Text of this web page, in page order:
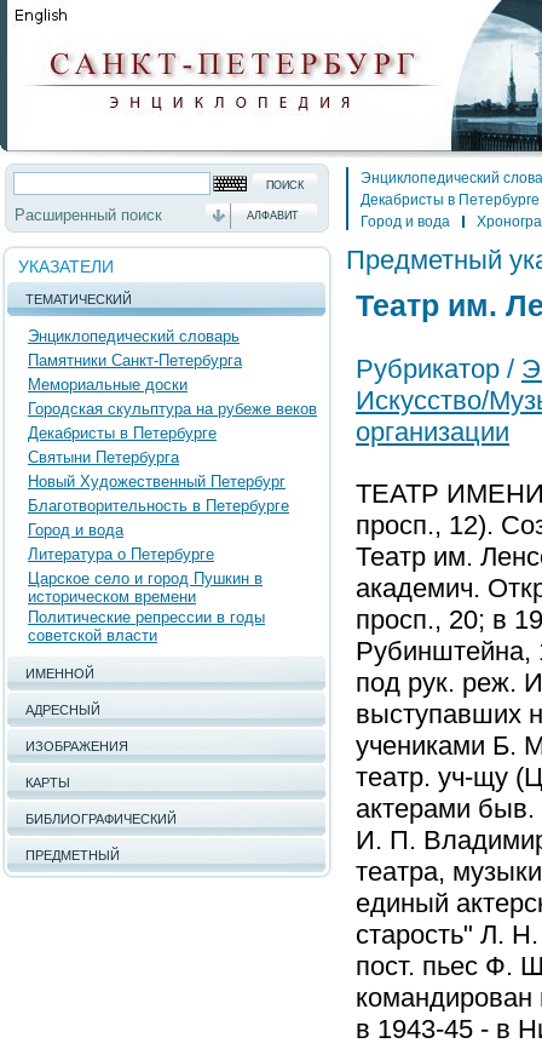
Расширенный поиск АЛФАВИТ
УКАЗАТЕЛИ
ТЕМАТИЧЕСКИЙ
Энциклопедический словарь
Памятники Санкт-Петербурга
Мемориальные доски
Городская скульптура на рубеже веков
Декабристы в Петербурге
Святыни Петербурга
Новый Художественный Петербург
Благотворительность в Петербурге
Город и вода
Литература о Петербурге
Царское село и город Пушкин в
историческом времени
Политические репрессии в годы
советской власти
ИМЕННОЙ
АДРЕСНЫЙ
ИЗОБРАЖЕНИЯ
КАРТЫ
БИБЛИОГРАФИЧЕСКИЙ
ПРЕДМЕТНЫЙ
Энциклопедический
Декабристы в Петербурге
Город и вода
Предметный
Театр им.
Рубрикатор /
Искусство/
организации
ТЕАТР ИМЕНИ
просп., 12).
Театр им.
академич.
просп., 20; в
Рубинштейна,
под рук. реж.
выступавших
учениками Б.
театр. уч-щу
актерами быв.
И. П.
театра,
единый
старость" Л.
пост. пьес Ф.
командирован
в 1943-45 - в